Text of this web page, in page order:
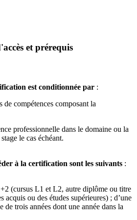
et prérequis
est conditionnée par :
compétences composant la
professionnelle dans le domaine ou la
le cas échéant.
à la certification sont les suivants :
(cursus L1 et L2, autre diplôme ou titre
acquis ou des études supérieures) ; d’une
de trois années dont une année dans la